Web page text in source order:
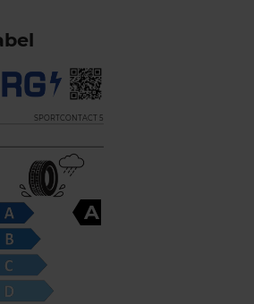
SPORTCONTACT 5
A